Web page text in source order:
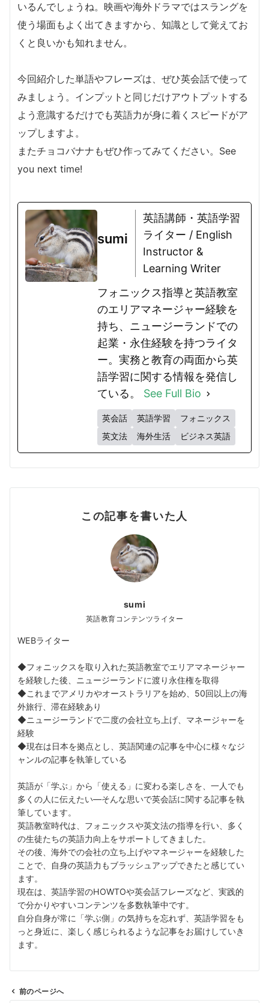
いるんでしょうね。映画や海外ドラマではスラングを
使う場面もよく出てきますから、知識として覚えてお
くと良いかも知れません。
今回紹介した単語やフレーズは、ぜひ英会話で使って
みましょう。インプットと同じだけアウトプットする
よう意識するだけでも英語力が身に着くスピードがア
ップしますよ。
またチョコバナナもぜひ作ってみてください。See
you next time!
sumi
英語講師・英語学習
ライター / English
Instructor &
Learning Writer
フォニックス指導と英語教室
のエリアマネージャー経験を
持ち、ニュージーランドでの
起業・永住経験を持つライタ
ー。実務と教育の両面から英
語学習に関する情報を発信し
ている。 See Full Bio
英会話 英語学習
フォニックス
英文法
海外生活 ビジネス英語
この記事を書いた人
sumi
英語教育コンテンツライター
WEBライター
◆フォニックスを取り入れた英語教室でエリアマネージャー
を経験した後、ニュージーランドに渡り永住権を取得
◆これまでアメリカやオーストラリアを始め、50回以上の海
外旅行、滞在経験あり
◆ニュージーランドで二度の会社立ち上げ、マネージャーを
経験
◆現在は日本を拠点とし、英語関連の記事を中心に様々なジ
ャンルの記事を執筆している
英語が「学ぶ」から「使える」に変わる楽しさを、一人でも
多くの人に伝えたい––そんな思いで英会話に関する記事を執
筆しています。
英語教室時代は、フォニックスや英文法の指導を行い、多く
の生徒たちの英語力向上をサポートしてきました。
その後、海外での会社の立ち上げやマネージャーを経験した
ことで、自身の英語力もブラッシュアップできたと感じてい
ます。
現在は、英語学習のHOWTOや英会話フレーズなど、実践的
で分かりやすいコンテンツを多数執筆中です。
自分自身が常に「学ぶ側」の気持ちを忘れず、英語学習をも
っと身近に、楽しく感じられるような記事をお届けしていき
ます。
前のページへ